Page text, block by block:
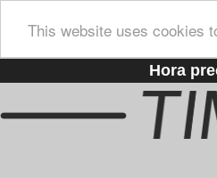
This website uses cookies
Hora